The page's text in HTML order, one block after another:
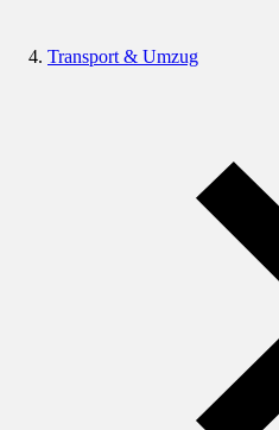
Transport & Umzug